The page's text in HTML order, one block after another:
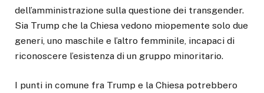
dell’amministrazione sulla questione dei transgender.
Sia Trump che la Chiesa vedono miopemente solo due
generi, uno maschile e l’altro femminile, incapaci di
riconoscere l’esistenza di un gruppo minoritario.
I punti in comune fra Trump e la Chiesa potrebbero